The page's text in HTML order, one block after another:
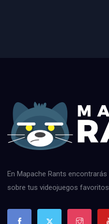
En Mapache Rants
sobre tus videojuegos